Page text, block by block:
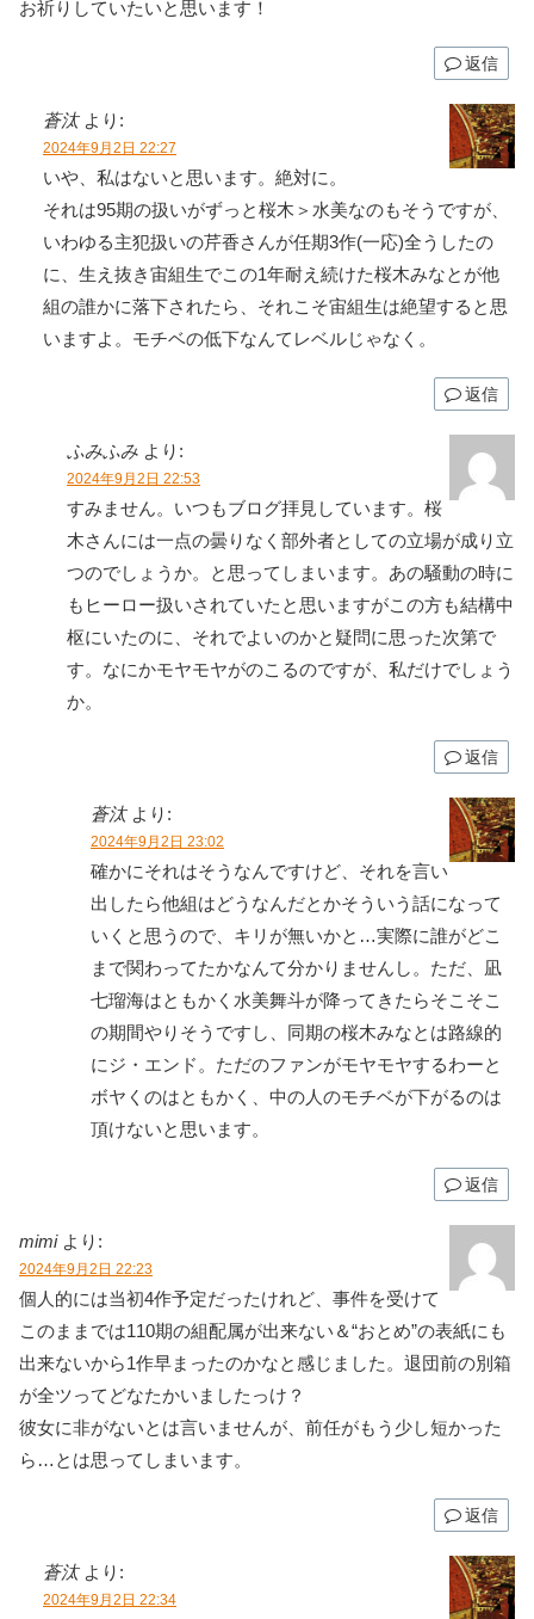
お祈りしていたいと思います！
返信
蒼汰 より:
2024年9月2日 22:27
いや、私はないと思います。絶対に。
それは95期の扱いがずっと桜木＞水美なのもそうですが、
いわゆる主犯扱いの芹香さんが任期3作(一応)全うしたの
に、生え抜き宙組生でこの1年耐え続けた桜木みなとが他
組の誰かに落下されたら、それこそ宙組生は絶望すると思
いますよ。モチベの低下なんてレベルじゃなく。
返信
ふみふみ より:
2024年9月2日 22:53
すみません。いつもブログ拝見しています。桜
木さんには一点の曇りなく部外者としての立場が成り立
つのでしょうか。と思ってしまいます。あの騒動の時に
もヒーロー扱いされていたと思いますがこの方も結構中
枢にいたのに、それでよいのかと疑問に思った次第で
す。なにかモヤモヤがのこるのですが、私だけでしょう
か。
返信
蒼汰 より:
2024年9月2日 23:02
確かにそれはそうなんですけど、それを言い
出したら他組はどうなんだとかそういう話になって
いくと思うので、キリが無いかと…実際に誰がどこ
まで関わってたかなんて分かりませんし。ただ、凪
七瑠海はともかく水美舞斗が降ってきたらそこそこ
の期間やりそうですし、同期の桜木みなとは路線的
にジ・エンド。ただのファンがモヤモヤするわーと
ボヤくのはともかく、中の人のモチベが下がるのは
頂けないと思います。
返信
mimi より:
2024年9月2日 22:23
個人的には当初4作予定だったけれど、事件を受けて
このままでは110期の組配属が出来ない＆“おとめ”の表紙にも
出来ないから1作早まったのかなと感じました。退団前の別箱
が全ツってどなたかいましたっけ？
彼女に非がないとは言いませんが、前任がもう少し短かった
ら…とは思ってしまいます。
返信
蒼汰 より:
2024年9月2日 22:34